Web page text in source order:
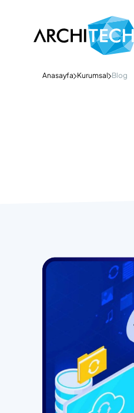
Anasayfa Kurumsal Blog